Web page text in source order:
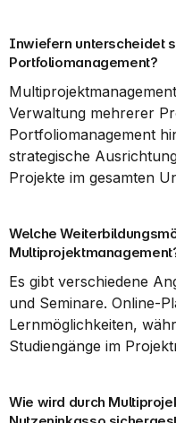
Inwiefern unterscheidet
Portfoliomanagement?
Verwaltung mehrerer
Portfoliomanagement
strategische
Projekte im gesamten
Welche
Es gibt verschiedene
und Seminare. Online-
Lernmöglichkeiten,
Studiengänge im
Wie wird durch